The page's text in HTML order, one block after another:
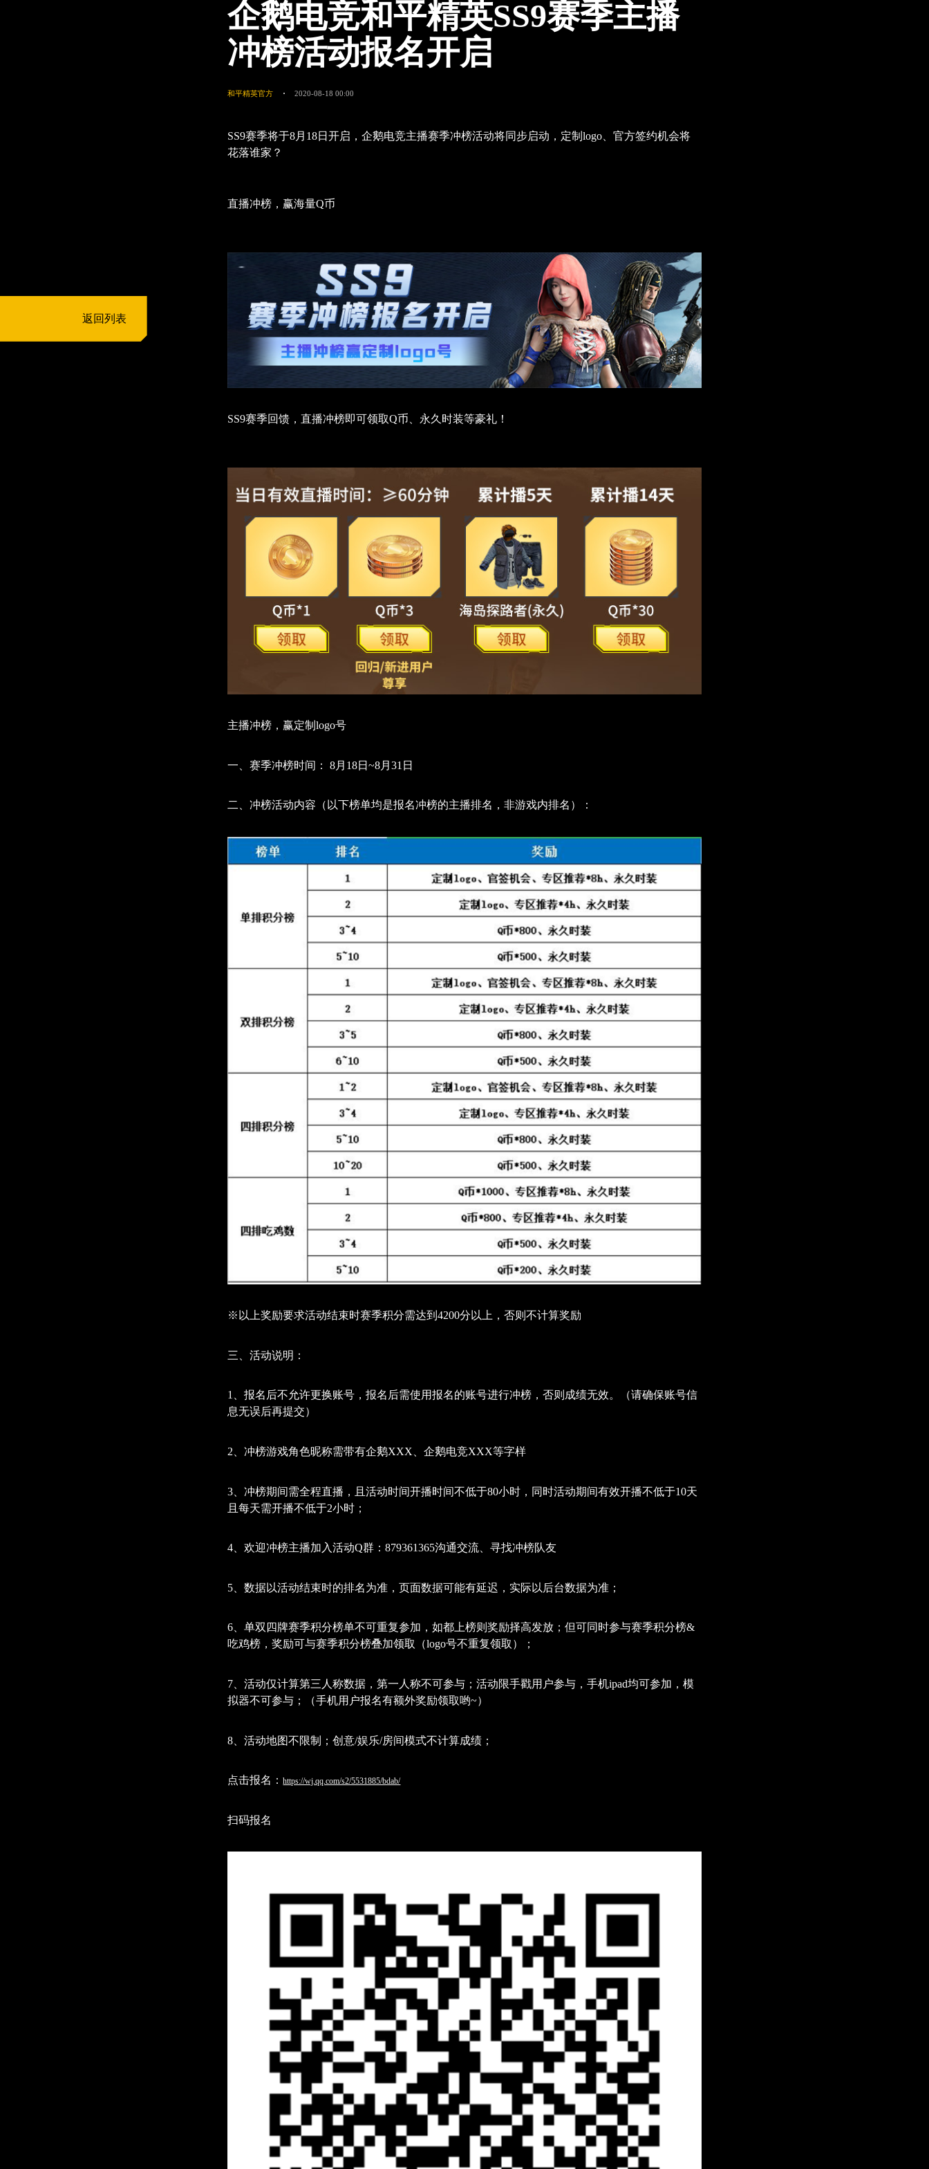
返回列表
企鹅电竞和平精英SS9赛季主播
冲榜活动报名开启
和平精英官方 2020-08-18 00:00
SS9赛季将于8月18日开启，企鹅电竞主播赛季冲榜活动将同步启动，定制logo、官方签约机会将
花落谁家？
直播冲榜，赢海量Q币
SS9赛季回馈，直播冲榜即可领取Q币、永久时装等豪礼！
主播冲榜，赢定制logo号
一、赛季冲榜时间： 8月18日~8月31日
二、冲榜活动内容（以下榜单均是报名冲榜的主播排名，非游戏内排名）：
※以上奖励要求活动结束时赛季积分需达到4200分以上，否则不计算奖励
三、活动说明：
1、报名后不允许更换账号，报名后需使用报名的账号进行冲榜，否则成绩无效。（请确保账号信
息无误后再提交）
2、冲榜游戏角色昵称需带有企鹅XXX、企鹅电竞XXX等字样
3、冲榜期间需全程直播，且活动时间开播时间不低于80小时，同时活动期间有效开播不低于10天
且每天需开播不低于2小时；
4、欢迎冲榜主播加入活动Q群：879361365沟通交流、寻找冲榜队友
5、数据以活动结束时的排名为准，页面数据可能有延迟，实际以后台数据为准；
6、单双四牌赛季积分榜单不可重复参加，如都上榜则奖励择高发放；但可同时参与赛季积分榜&
吃鸡榜，奖励可与赛季积分榜叠加领取（logo号不重复领取）；
7、活动仅计算第三人称数据，第一人称不可参与；活动限手戳用户参与，手机ipad均可参加，模
拟器不可参与；（手机用户报名有额外奖励领取哟~）
8、活动地图不限制；创意/娱乐/房间模式不计算成绩；
点击报名：https://wj.qq.com/s2/5531885/bdab/
扫码报名